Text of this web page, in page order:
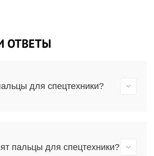
ОТВЕТЫ
для спецтехники?
пальцы для спецтехники?